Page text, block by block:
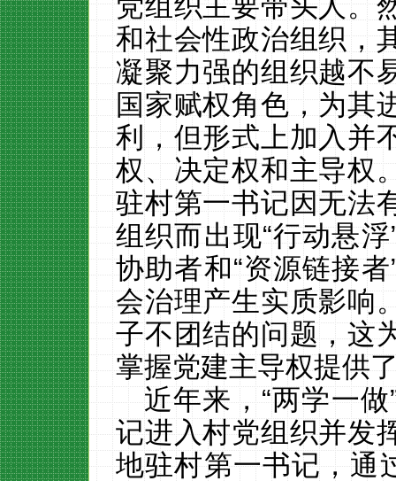
和社会性政治组织，
凝聚力强的组织越不
国家赋权角色，为其
利，但形式上加入并
权、决定权和主导权
驻村第一书记因无法
组织而出现“行动悬
协助者和“资源链接
会治理产生实质影响
子不团结的问题，这
掌握党建主导权提供
近年来，“两学一
记进入村党组织并发
地驻村第一书记，通